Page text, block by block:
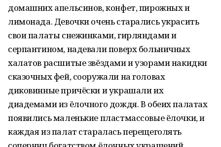
домашних апельсинов, конфет, пирожных и
лимонада. Девочки очень старались украсить
свои палаты снежинками, гирляндами и
серпантином, надевали поверх больничных
халатов расшитые звёздами и узорами накидки
сказочных фей, сооружали на головах
диковинные причёски и украшали их
диадемами из ёлочного дождя. В обеих палатах
появились маленькие пластмассовые ёлочки, и
каждая из палат старалась перещеголять